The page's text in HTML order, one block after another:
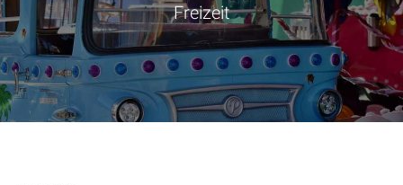
Freizeit